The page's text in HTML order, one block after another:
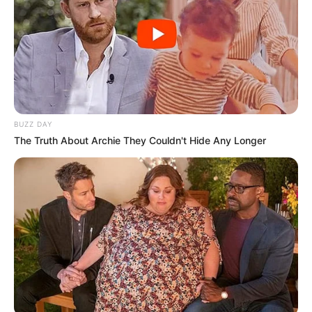
aos danos emocional e psicológico causados à garota.
A partir de então, outras diversas transferências passaram
a ser exigidas a título de reparação. Os depósitos foram
realizados em diferentes contas com distintas
titularidades.
Depois de já ter sofrido prejuízo acima de R$ 230 mil, a
vítima procurou suporte jurídico e constatou que se tratava
de um golpe.
Pesquisa feita pelos advogados contratados indicou que
os materiais enviados pelos golpistas para a vítima, para
possibilitar o estelionato, eram falsos e utilizados em
outros crimes do tipo, inclusive.
Outro caso
Não é a primeira vez que criminosos aplicam golpes
parecidos em Marília. No último domingo (9), um boletim de
ocorrência com detalhes parecidos também foi registrado.
Outro homem foi vítima de extorsão por uma pessoa que
se disse pai de uma garota com quem ele havia trocado
BUZZ DAY
The Truth About Archie They Couldn't Hide Any Longer